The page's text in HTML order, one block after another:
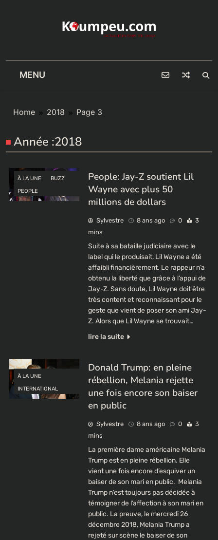
MENU
Home 2018 Page 3
Année :2018
À LA UNE
BUZZ
PEOPLE
People: Jay-Z soutient Lil
Wayne avec plus 50
millions de dollars
Sylvestre 8 ans ago 0
3
mins
Suite à sa bataille judiciaire avec le
label qui le produisait, Lil Wayne a été
affaibli financièrement. Le rappeur n’a
obtenu la liberté que grâce à l’appui de
Jay-Z. Sans doute, Lil Wayne doit être
très content et reconnaissant pour le
geste que vient de poser son ami Jay-
Z. Alors que Lil Wayne se trouvait…
lire la suite
À LA UNE
INTERNATIONAL
Donald Trump: en pleine
rébellion, Melania rejette
une fois encore son baiser
en public
Sylvestre 8 ans ago 0
3
mins
La première dame américaine Melania
Trump est en pleine rébellion. Elle
vient une fois encore d’esquiver un
baiser de son mari en public. Melania
Trump n’est toujours pas décidée à
témoigner de l’affection à son mari en
public. La preuve, le mercredi 26
décembre 2018, Melania Trump a
rejeté sur scène le baiser de son